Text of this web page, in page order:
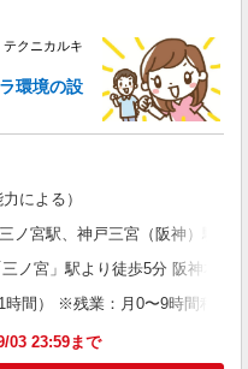
クニカルキ
環境の設
による）
ノ宮駅、神戸三宮（阪神）駅
ノ宮」駅より徒歩5分 阪神本線
時間） ※残業：月0〜9時間程度
03 23:59まで